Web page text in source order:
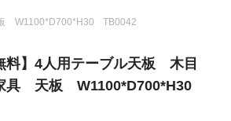
W1100*D700*H30 TB0042
料】4人用テーブル天板 木目
具 天板 W1100*D700*H30